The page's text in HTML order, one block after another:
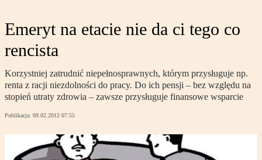
Emeryt na etacie nie da ci tego co
rencista
Korzystniej zatrudnić niepełnosprawnych, którym przysługuje np.
renta z racji niezdolności do pracy. Do ich pensji – bez względu na
stopień utraty zdrowia – zawsze przysługuje finansowe wsparcie
Publikacja: 09.02.2012 07:55